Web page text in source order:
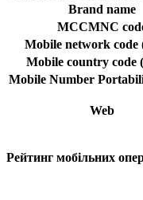
Brand name
MCCMNC
Mobile network code
Mobile country code
Mobile Number
Web
Рейтинг мобільних